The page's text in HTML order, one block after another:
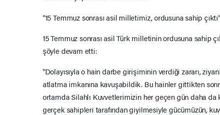
"15 Temmuz sonrası asil milletimiz, ordusuna sahip çıktı"
15 Temmuz sonrası asil Türk milletinin ordusuna sahip
şöyle devam etti:
"Dolayısıyla o hain darbe girişiminin verdiği zararı,
atlatma imkanına kavuşabildik. Bu hainler gittikten
ortamda Silahlı Kuvvetlerimizin her geçen gün daha da
gerçek sahipleri tarafından giyilmesiyle gücümüzün,